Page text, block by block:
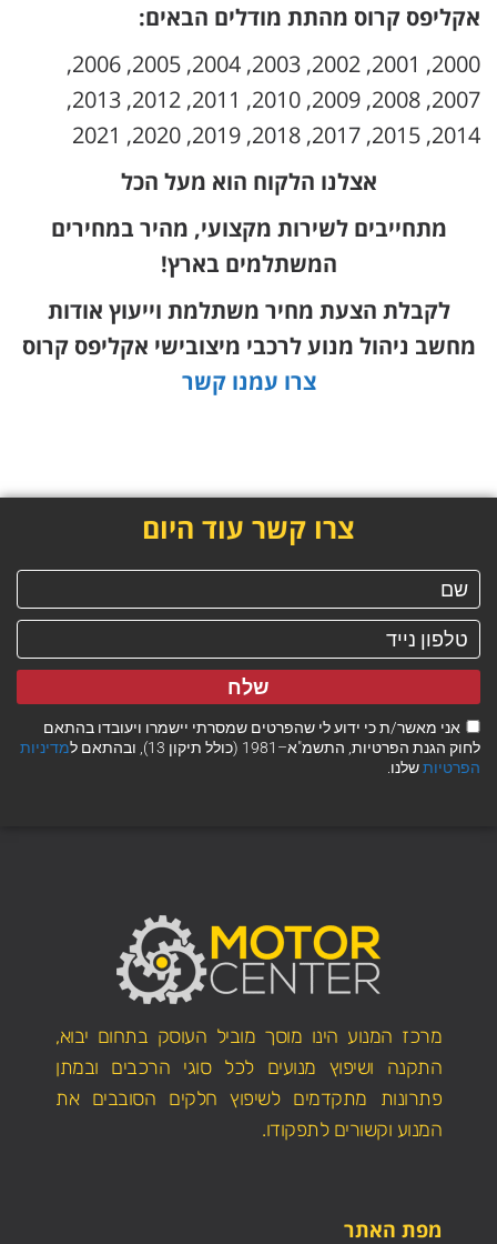
אקליפס קרוס מהתת מודלים הבאים:
2000, 2001, 2002, 2003, 2004, 2005, 2006,
2007, 2008, 2009, 2010, 2011, 2012, 2013,
2014, 2015, 2017, 2018, 2019, 2020, 2021
אצלנו הלקוח הוא מעל הכל
מתחייבים לשירות מקצועי, מהיר במחירים
המשתלמים בארץ!
לקבלת הצעת מחיר משתלמת וייעוץ אודות
מחשב ניהול מנוע לרכבי מיצובישי אקליפס קרוס
צרו עמנו קשר
צרו קשר עוד היום
אני מאשר/ת כי ידוע לי שהפרטים שמסרתי יישמרו ויעובדו בהתאם
לחוק הגנת הפרטיות, התשמ"א–1981 (כולל תיקון 13), ובהתאם ל
מדיניות
הפרטיותשלנו.
שלח
מרכז המנוע הינו מוסך מוביל העוסק בתחום יבוא,
התקנה ושיפוץ מנועים לכל סוגי הרכבים ובמתן
פתרונות מתקדמים לשיפוץ חלקים הסובבים את
המנוע וקשורים לתפקודו.
מפת האתר